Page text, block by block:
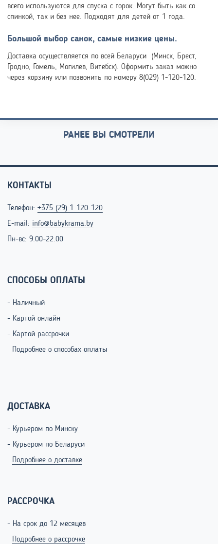
всего используются для спуска с горок. Могут быть как со
спинкой, так и без нее. Подходят для детей от 1 года.
Большой выбор санок, самые низкие цены.
Доставка осуществляется по всей Беларуси (Минск, Брест,
Гродно, Гомель, Могилев, Витебск). Оформить заказ можно
через корзину или позвонить по номеру 8(029) 1-120-120.
РАНЕЕ ВЫ СМОТРЕЛИ
КОНТАКТЫ
Телефон: +375 (29) 1-120-120
E-mail: info@babykrama.by
Пн-вс: 9.00-22.00
СПОСОБЫ ОПЛАТЫ
- Наличный
- Картой онлайн
- Картой рассрочки
Подробнее о способах оплаты
ДОСТАВКА
- Курьером по Минску
- Курьером по Беларуси
Подробнее о доставке
РАССРОЧКА
- На срок до 12 месяцев
Подробнее о рассрочке